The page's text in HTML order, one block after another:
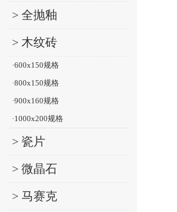
> 全抛釉
> 木纹砖
·600x150规格
·800x150规格
·900x160规格
·1000x200规格
> 瓷片
> 微晶石
> 马赛克